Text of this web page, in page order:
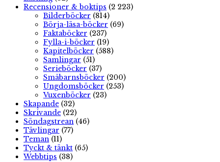
Recensioner & boktips (2 223)
Bilderböcker (814)
Börja-läsa-böcker (69)
Faktaböcker (237)
Fylla-i-böcker (19)
Kapitelböcker (588)
Samlingar (51)
Serieböcker (37)
Småbarnsböcker (200)
Ungdomsböcker (253)
Vuxenböcker (23)
Skapande (32)
Skrivande (22)
Söndagstrean (46)
Tävlingar (77)
Teman (11)
Tyckt & tänkt (65)
Webbtips (38)